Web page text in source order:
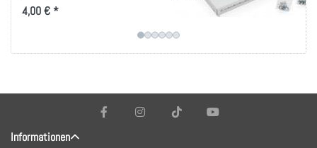
4,00 € *
Informationen